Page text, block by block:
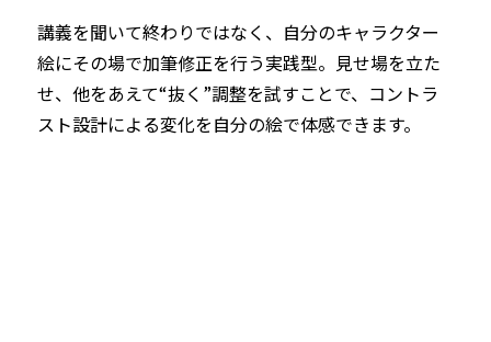
講義を聞いて終わりではなく、自分のキャラクター
絵にその場で加筆修正を行う実践型。見せ場を立た
せ、他をあえて“抜く”調整を試すことで、コントラ
スト設計による変化を自分の絵で体感できます。